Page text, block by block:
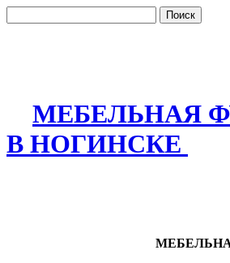
МЕБЕЛЬНАЯ
В НОГИНСКЕ